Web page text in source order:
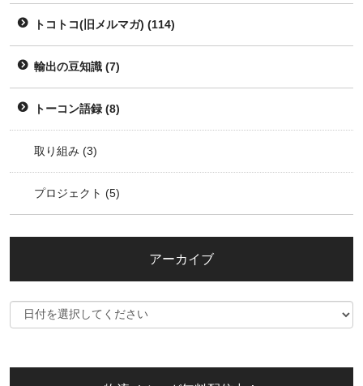
トコトコ(旧メルマガ) (114)
輸出の豆知識 (7)
トーコン語録 (8)
取り組み (3)
プロジェクト (5)
アーカイブ